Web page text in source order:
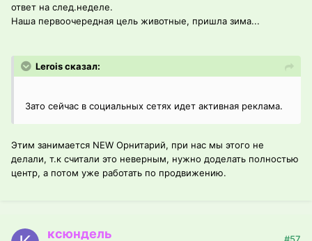
ответ на след.неделе.
Наша первоочередная цель животные, пришла зима...
Lerois сказал:
Зато сейчас в социальных сетях идет активная реклама.
Этим занимается NEW Орнитарий, при нас мы этого не
делали, т.к считали это неверным, нужно доделать полностью
центр, а потом уже работать по продвижению.
ксюндель